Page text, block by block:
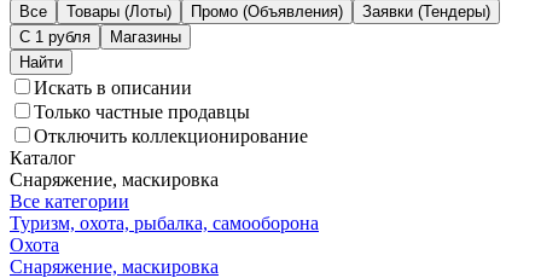
Все Товары (Лоты) Промо (Объявления)
Заявки (Тендеры)
С 1 рубля
Магазины
Искать в описании
Только частные продавцы
Отключить коллекционирование
Каталог
Снаряжение, маскировка
Все категории
Туризм, охота, рыбалка, самооборона
Охота
Снаряжение, маскировка